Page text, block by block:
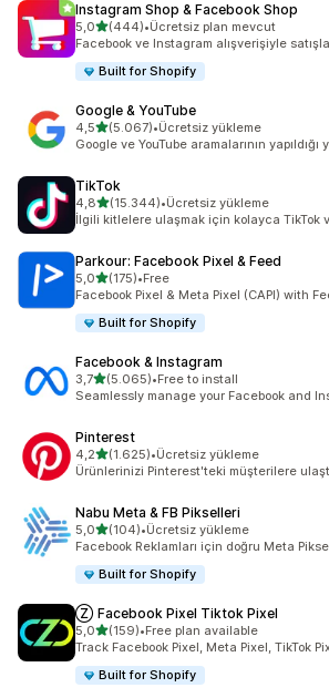
Instagram Shop & Facebook Shop
5,05 yıldız üzerinden
(444)
toplam 444 değerlendirme
•Ücretsiz plan mevcut
Facebook ve Instagram alışverişiyle
Built for Shopify
Google & YouTube
4,55 yıldız üzerinden
(5.067)
toplam 5067 değerlendirme
•Ücretsiz yükleme
Google ve YouTube aramalarının yapıldığı
TikTok
4,85 yıldız üzerinden
(15.344)
toplam 15344 değerlendirme
•Ücretsiz yükleme
İlgili kitlelere ulaşmak için kolayca TikTok
Parkour: Facebook Pixel & Feed
5,05 yıldız üzerinden
(175)
toplam 175 değerlendirme
•Free
Facebook Pixel & Meta Pixel (CAPI) with
Built for Shopify
Facebook & Instagram
3,75 yıldız üzerinden
(5.065)
toplam 5065 değerlendirme
•Free to install
Seamlessly manage your Facebook and
Pinterest
4,25 yıldız üzerinden
(1.625)
toplam 1625 değerlendirme
•Ücretsiz yükleme
Ürünlerinizi Pinterest'teki müşterilere
Nabu Meta & FB Pikselleri
5,05 yıldız üzerinden
(104)
toplam 104 değerlendirme
•Ücretsiz yükleme
Facebook Reklamları için doğru Meta
Built for Shopify
Ⓩ Facebook Pixel Tiktok Pixel
5,05 yıldız üzerinden
(159)
toplam 159 değerlendirme
•Free plan available
Track Facebook Pixel, Meta Pixel, TikTok
Built for Shopify